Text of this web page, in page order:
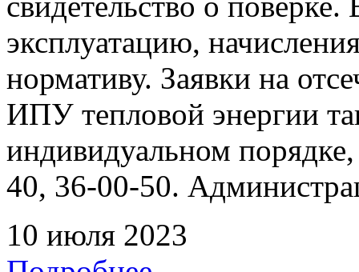
эксплуатацию,
нормативу. Заявки на
ИПУ тепловой энергии
индивидуальном
40, 36-00-50.
10 июля 2023